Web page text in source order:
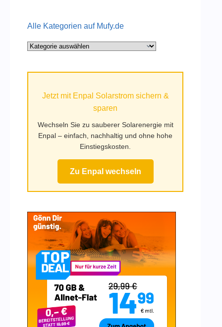
Alle Kategorien auf Mufy.de
Alle
Jetzt mit Enpal Solarstrom sichern &
sparen
Wechseln Sie zu sauberer Solarenergie mit
Enpal – einfach, nachhaltig und ohne hohe
Einstiegskosten.
Zu Enpal wechseln